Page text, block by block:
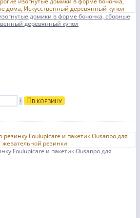
домики в форме бочонка, сборные
деревянный купол
+ В КОРЗИНУ
Foulupicare и пакетик Ousanpo для